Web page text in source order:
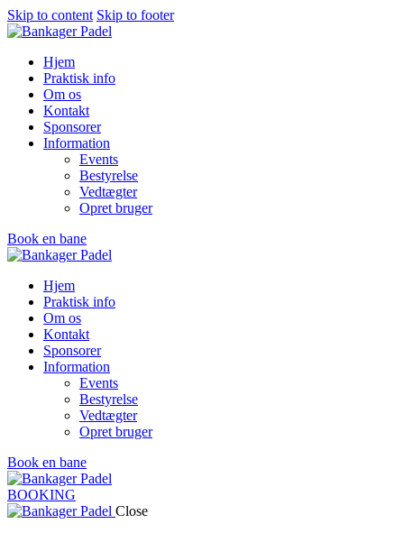
Skip to content Skip to footer
Hjem
Praktisk info
Om os
Kontakt
Sponsorer
Information
Events
Bestyrelse
Vedtægter
Opret bruger
Book en bane
Hjem
Praktisk info
Om os
Kontakt
Sponsorer
Information
Events
Bestyrelse
Vedtægter
Opret bruger
Book en bane
BOOKING
Close